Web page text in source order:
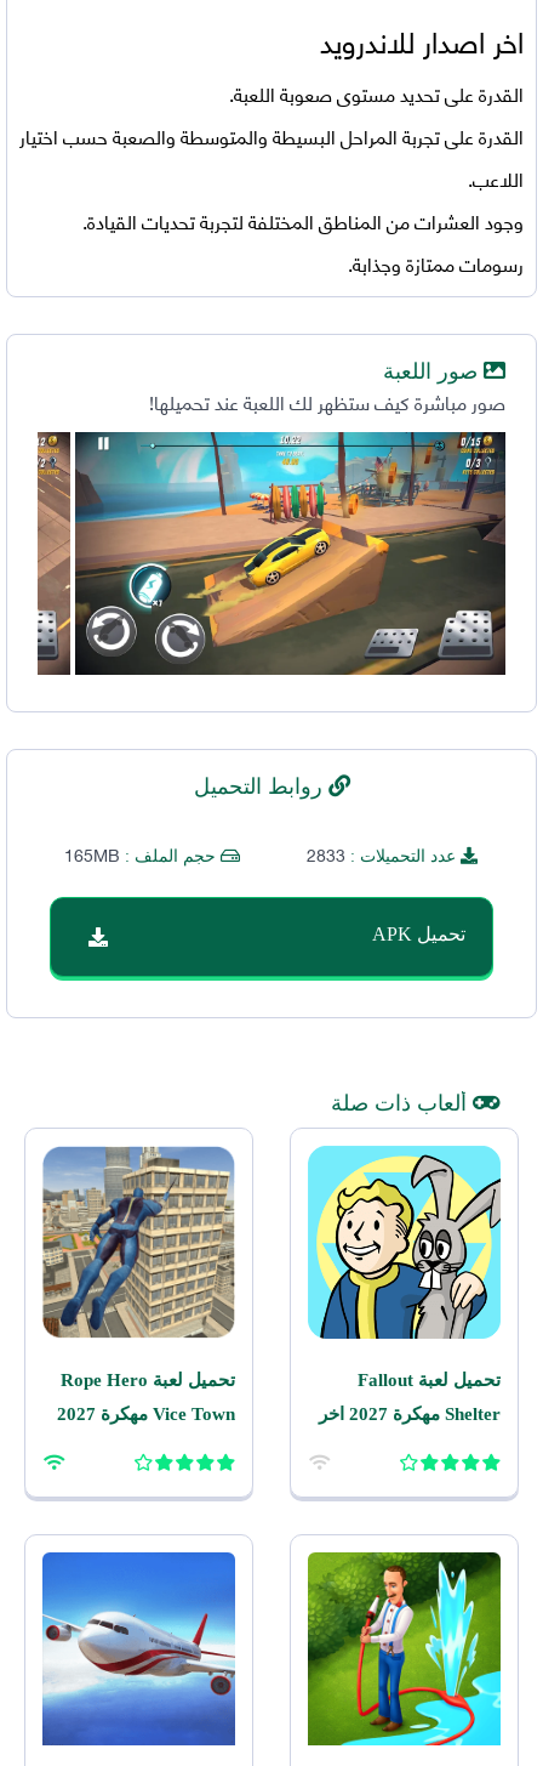
اخر اصدار للاندرويد
القدرة على تحديد مستوى صعوبة اللعبة.
القدرة على تجربة المراحل البسيطة والمتوسطة والصعبة حسب اختيار
اللاعب.
وجود العشرات من المناطق المختلفة لتجربة تحديات القيادة.
رسومات ممتازة وجذابة.
صور اللعبة
صور مباشرة كيف ستظهر لك اللعبة عند تحميلها!
روابط التحميل
عدد التحميلات : 2833 حجم الملف : 165MB
تحميل APK
ألعاب ذات صلة
تحميل لعبة Fallout
Shelter مهكرة 2027 اخر
تحميل لعبة Rope Hero
Vice Town مهكرة 2027